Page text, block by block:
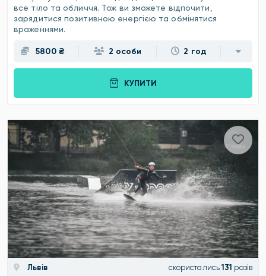
все тіло та обличчя. Тож ви зможете відпочити,
зарядитися позитивною енергією та обмінятися
враженнями.
5800 ₴ 2 особи 2 год
КУПИТИ
Львів скористались 131 разів